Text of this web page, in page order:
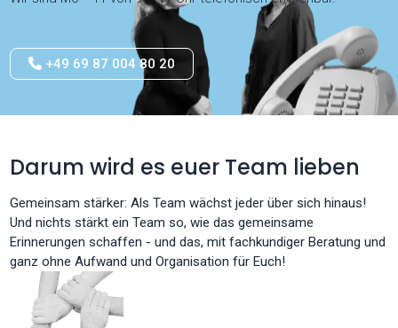
+49 69 87 004 80 20
Darum wird es euer Team lieben
Gemeinsam stärker: Als Team wächst jeder über sich hinaus!
Und nichts stärkt ein Team so, wie das gemeinsame
Erinnerungen schaffen - und das, mit fachkundiger Beratung und
ganz ohne Aufwand und Organisation für Euch!